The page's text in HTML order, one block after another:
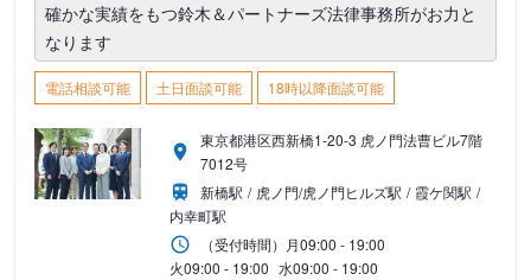
確かな実績をもつ鈴木＆パートナーズ法律事務所がお力と
なります
電話相談可能 土日面談可能 18時以降面談可能
東京都港区西新橋1-20-3 虎ノ門法曹ビル7階
7012号
新橋駅
虎ノ門/虎ノ門ヒルズ駅
霞ケ関駅
内幸町駅
（受付時間） 月09:00 - 19:00
火09:00 - 19:00 水09:00 - 19:00